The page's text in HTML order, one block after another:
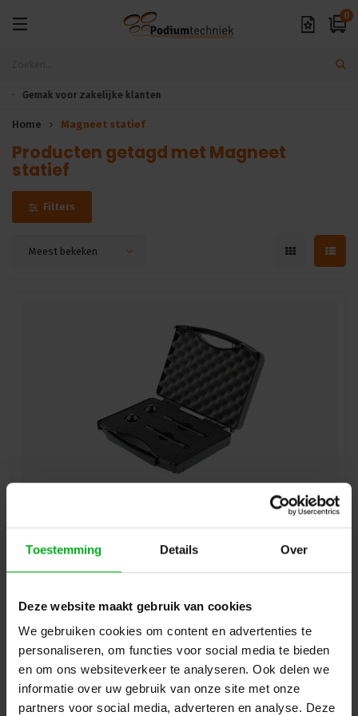
Toestemming Details Over
Deze website maakt gebruik van cookies
We gebruiken cookies om content en advertenties te
personaliseren, om functies voor social media te bieden
en om ons websiteverkeer te analyseren. Ook delen we
informatie over uw gebruik van onze site met onze
partners voor social media, adverteren en analyse. Deze
0
Exclusieve A-merken
Home Magneet statief
Producten getagd met Magneet
statief
Filters
Meest bekeken
ModulAir | Magnetische microfoonbevestiging set | 2x
Direct leverbaar
Login voor prijzen